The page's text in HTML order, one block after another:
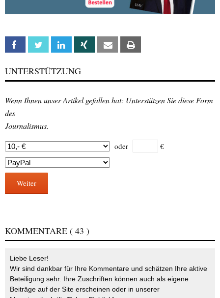
Facebook Twitter Linkedin Xing Email
UNTERSTÜTZUNG
Wenn Ihnen unser Artikel gefallen hat: Unterstützen Sie diese Form
des
Journalismus.
oder €
Weiter
KOMMENTARE ( 43 )
Liebe Leser!
Wir sind dankbar für Ihre Kommentare und schätzen Ihre aktive
Beteiligung sehr. Ihre Zuschriften können auch als eigene
Beiträge auf der Site erscheinen oder in unserer